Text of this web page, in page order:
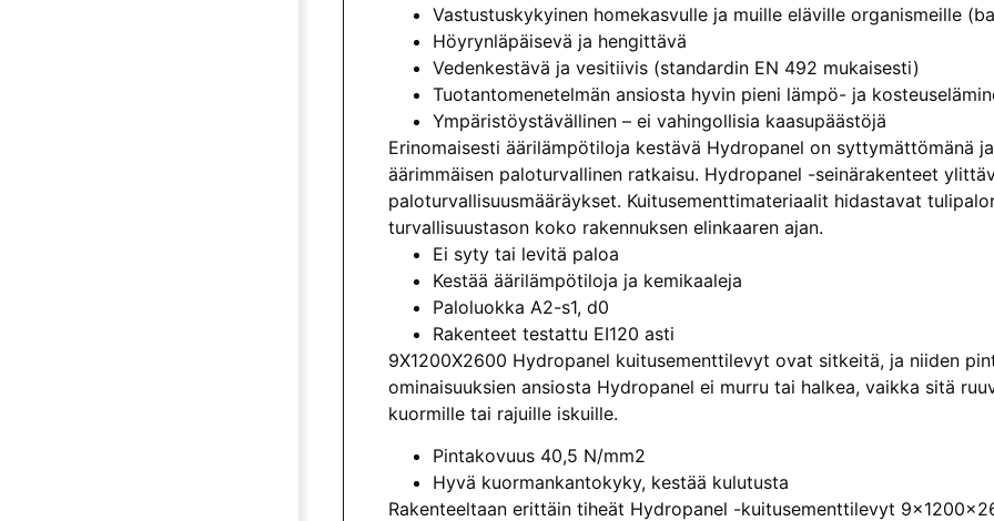
Vastustuskykyinen homekasvulle ja muille eläville organismeille
Höyrynläpäisevä ja hengittävä
Vedenkestävä ja vesitiivis (standardin EN 492 mukaisesti)
Tuotantomenetelmän ansiosta hyvin pieni lämpö- ja
Ympäristöystävällinen – ei vahingollisia kaasupäästöjä
Erinomaisesti äärilämpötiloja kestävä Hydropanel on syttymättömänä
äärimmäisen paloturvallinen ratkaisu. Hydropanel -seinärakenteet
paloturvallisuusmääräykset. Kuitusementtimateriaalit hidastavat
turvallisuustason koko rakennuksen elinkaaren ajan.
Ei syty tai levitä paloa
Kestää äärilämpötiloja ja kemikaaleja
Paloluokka A2-s1, d0
Rakenteet testattu EI120 asti
9X1200X2600 Hydropanel kuitusementtilevyt ovat sitkeitä, ja niiden
ominaisuuksien ansiosta Hydropanel ei murru tai halkea, vaikka sitä
kuormille tai rajuille iskuille.
Pintakovuus 40,5 N/mm2
Hyvä kuormankantokyky, kestää kulutusta
Rakenteeltaan erittäin tiheät Hydropanel -kuitusementtilevyt